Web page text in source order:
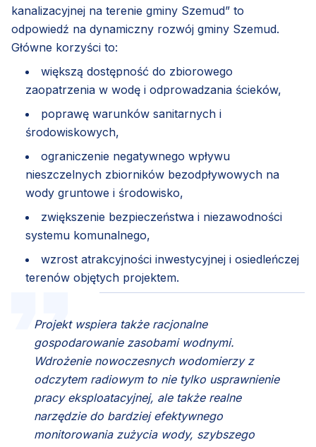
kanalizacyjnej na terenie gminy Szemud” to
odpowiedź na dynamiczny rozwój gminy Szemud.
Główne korzyści to:
większą dostępność do zbiorowego
zaopatrzenia w wodę i odprowadzania ścieków,
poprawę warunków sanitarnych i
środowiskowych,
ograniczenie negatywnego wpływu
nieszczelnych zbiorników bezodpływowych na
wody gruntowe i środowisko,
zwiększenie bezpieczeństwa i niezawodności
systemu komunalnego,
wzrost atrakcyjności inwestycyjnej i osiedleńczej
terenów objętych projektem.
Projekt wspiera także racjonalne
gospodarowanie zasobami wodnymi.
Wdrożenie nowoczesnych wodomierzy z
odczytem radiowym to nie tylko usprawnienie
pracy eksploatacyjnej, ale także realne
narzędzie do bardziej efektywnego
monitorowania zużycia wody, szybszego